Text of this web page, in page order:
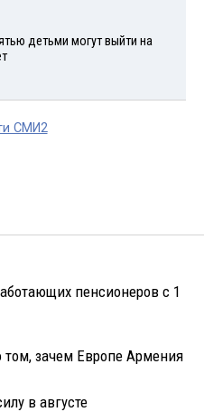
детьми могут выйти на
СМИ2
пенсионеров с 1
зачем Европе Армения
в августе